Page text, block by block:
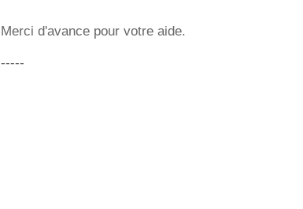
Merci d'avance pour votre aide.
-----